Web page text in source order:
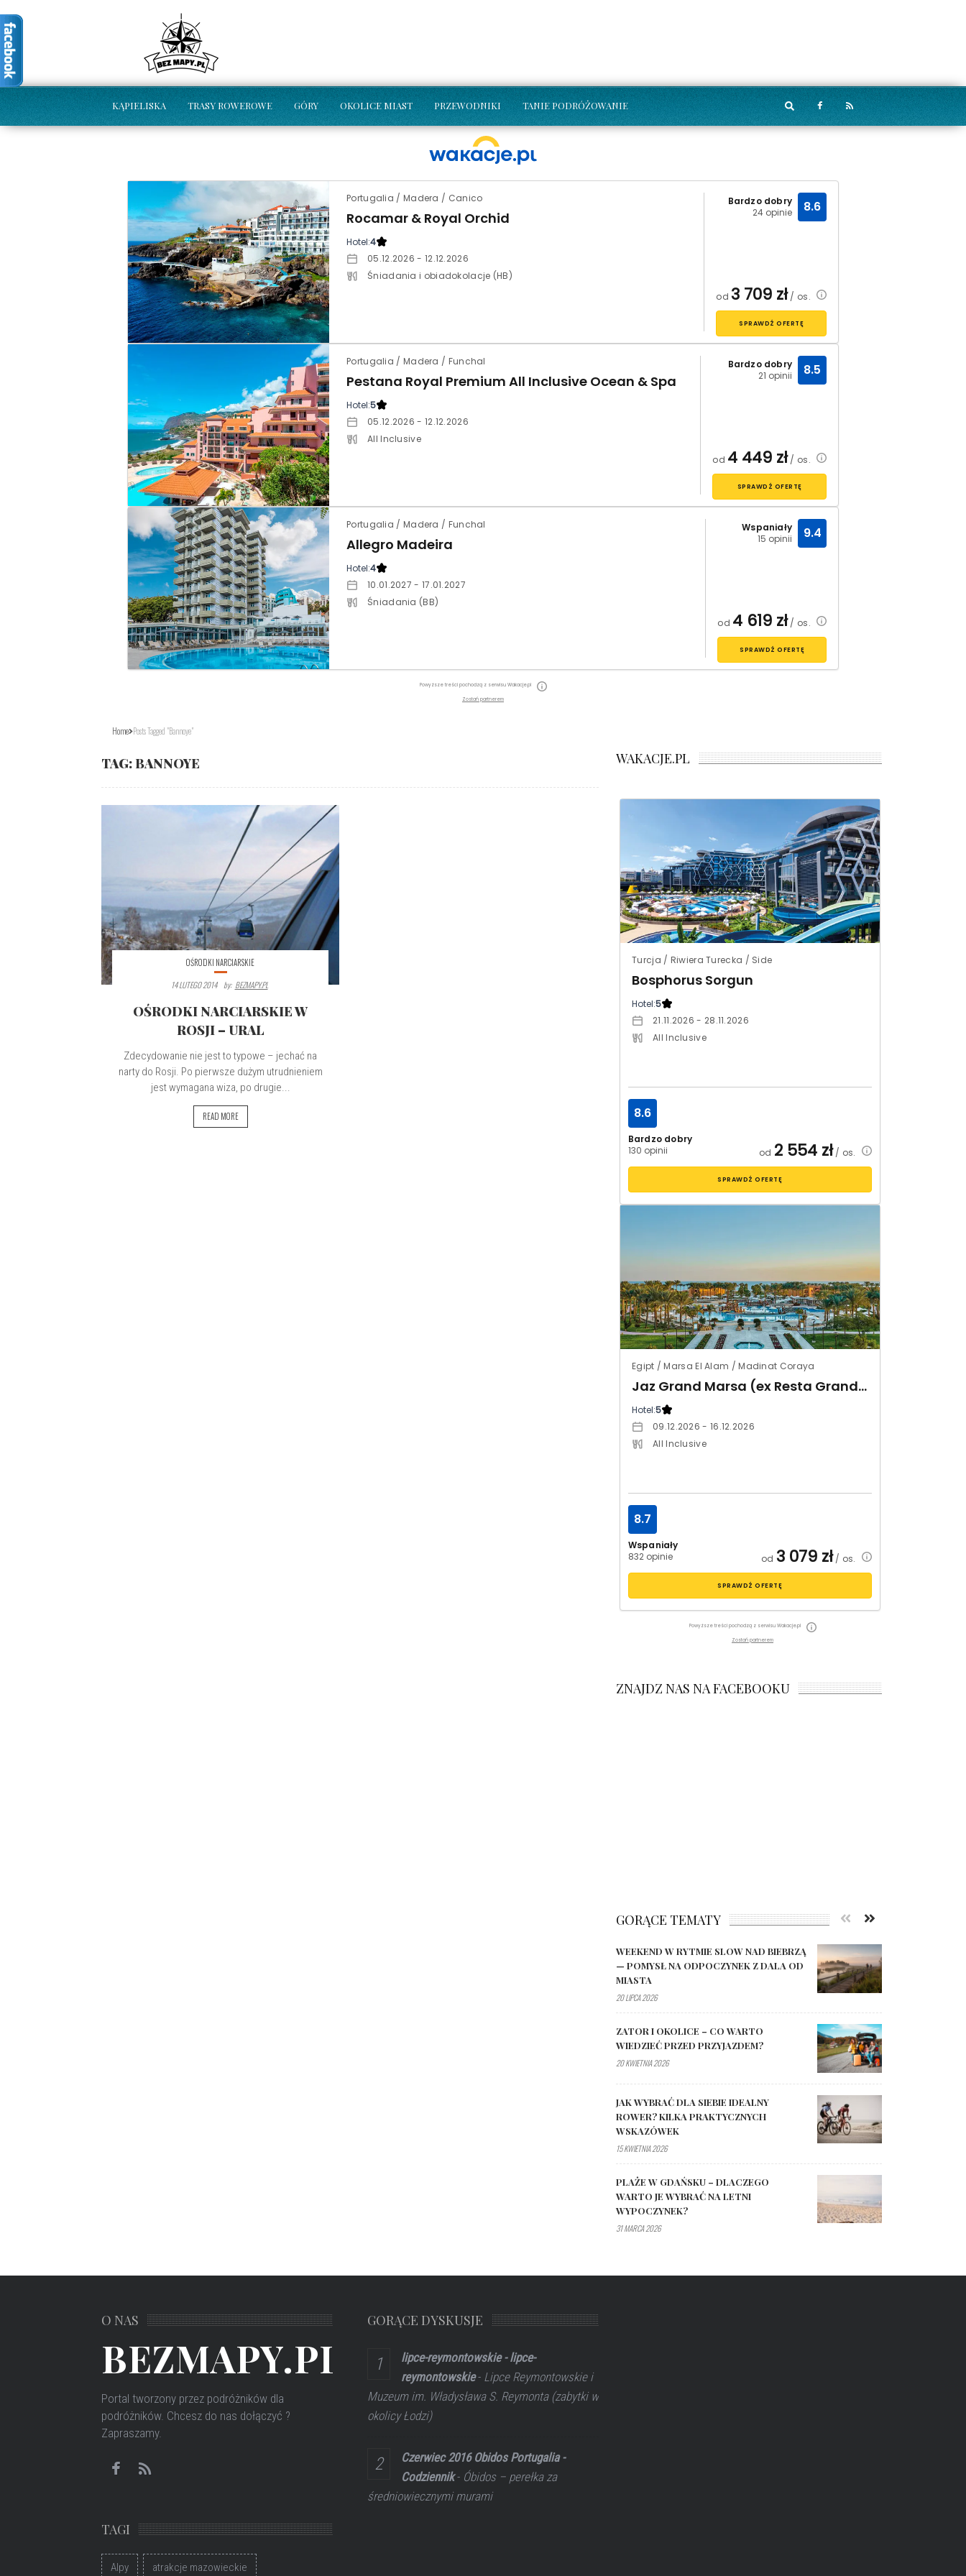
KĄPIELISKA TRASY ROWEROWE GÓRY OKOLICE MIAST PRZEWODNIKI TANIE PODRÓŻOWANIE
Portugalia / Madera / Canico
Rocamar & Royal Orchid
Hotel:4
05.12.2026 - 12.12.2026
Śniadania i obiadokolacje (HB)
Bardzo dobry
24 opinie
8.6
od 3 709 zł/ os.
SPRAWDŹ OFERTĘ
Portugalia / Madera / Funchal
Pestana Royal Premium All Inclusive Ocean & Spa
Hotel:5
05.12.2026 - 12.12.2026
All Inclusive
Bardzo dobry
21 opinii
8.5
od 4 449 zł/ os.
SPRAWDŹ OFERTĘ
Portugalia / Madera / Funchal
Allegro Madeira
Hotel:4
10.01.2027 - 17.01.2027
Śniadania (BB)
Wspaniały
15 opinii
9.4
od 4 619 zł/ os.
SPRAWDŹ OFERTĘ
Powyższe treści pochodzą z serwisu Wakacje.pl
Zostań partnerem
Home Posts Tagged "Bannoye"
TAG: BANNOYE
OŚRODKI NARCIARSKIE
14 LUTEGO 2014 By: BEZMAPY.PL
OŚRODKI NARCIARSKIE W
ROSJI – URAL
Zdecydowanie nie jest to typowe – jechać na
narty do Rosji. Po pierwsze dużym utrudnieniem
jest wymagana wiza, po drugie...
READ MORE
WAKACJE.PL
Turcja / Riwiera Turecka / Side
Bosphorus Sorgun
Hotel:5
21.11.2026 - 28.11.2026
All Inclusive
Bardzo dobry
130 opinii
8.6
od 2 554 zł/ os.
SPRAWDŹ OFERTĘ
Egipt / Marsa El Alam / Madinat Coraya
Jaz Grand Marsa (ex Resta Grand Resort)
Hotel:5
09.12.2026 - 16.12.2026
All Inclusive
Wspaniały
832 opinie
8.7
od 3 079 zł/ os.
SPRAWDŹ OFERTĘ
Powyższe treści pochodzą z serwisu Wakacje.pl
Zostań partnerem
ZNAJDZ NAS NA FACEBOOKU
GORĄCE TEMATY
WEEKEND W RYTMIE SLOW NAD BIEBRZĄ
— POMYSŁ NA ODPOCZYNEK Z DALA OD
MIASTA
20 LIPCA 2026
ZATOR I OKOLICE – CO WARTO
WIEDZIEĆ PRZED PRZYJAZDEM?
20 KWIETNIA 2026
JAK WYBRAĆ DLA SIEBIE IDEALNY
ROWER? KILKA PRAKTYCZNYCH
WSKAZÓWEK
15 KWIETNIA 2026
PLAŻE W GDAŃSKU – DLACZEGO
WARTO JE WYBRAĆ NA LETNI
WYPOCZYNEK?
31 MARCA 2026
O NAS
BEZMAPY.PL
Portal tworzony przez podróżników dla
podróżników. Chcesz do nas dołączyć ?
Zapraszamy.
TAGI
Alpy atrakcje mazowieckie
GORĄCE DYSKUSJE
lipce-reymontowskie - lipce-
reymontowskie- Lipce Reymontowskie i
Muzeum im. Władysława S. Reymonta (zabytki w
okolicy Łodzi)
Czerwiec 2016 Obidos Portugalia -
Codziennik- Óbidos – perełka za
średniowiecznymi murami